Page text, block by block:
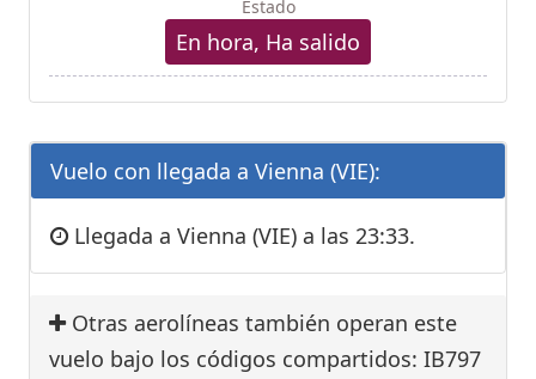
Estado
En hora, Ha salido
Vuelo con llegada a Vienna (VIE):
Llegada a Vienna (VIE) a las 23:33.
Otras aerolíneas también operan este
vuelo bajo los códigos compartidos: IB797